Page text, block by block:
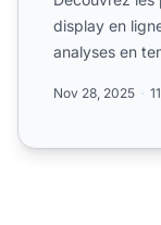
display en
analyses en
Nov 28, 2025